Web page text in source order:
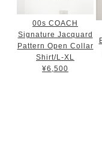
00s COACH
Signature Jacquard
Pattern Open Collar
Shirt/L-XL
¥6,500